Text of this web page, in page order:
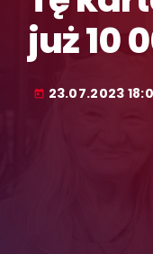
już 10
today 23.07.2023